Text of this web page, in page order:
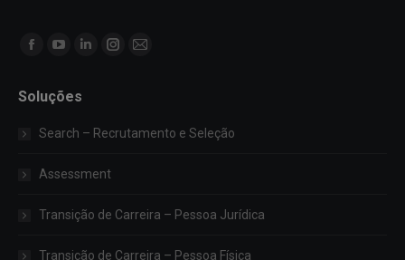
Encontre-nos em:
Facebook
opens
in
window
YouTube
opens
window
Linkedin
in
window
Instagram
Mail
Soluções
Search – Recrutamento e Seleção
Assessment
Transição de Carreira – Pessoa Jurídica
Transição de Carreira – Pessoa Física